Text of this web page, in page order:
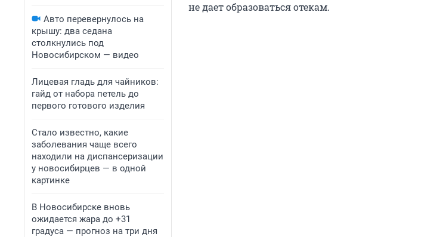
Авто перевернулось на
крышу: два седана
столкнулись под
Новосибирском — видео
Лицевая гладь для чайников:
гайд от набора петель до
первого готового изделия
Стало известно, какие
заболевания чаще всего
находили на диспансеризации
у новосибирцев — в одной
картинке
В Новосибирске вновь
ожидается жара до +31
градуса — прогноз на три дня
не дает образоваться отекам.